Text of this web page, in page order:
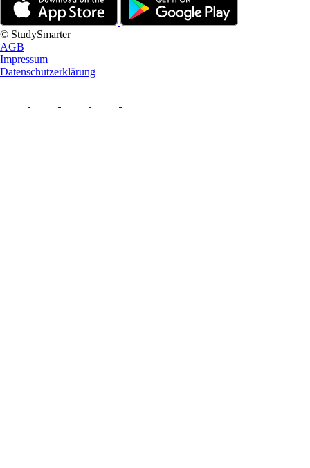
© StudySmarter
AGB
Impressum
Datenschutzerklärung